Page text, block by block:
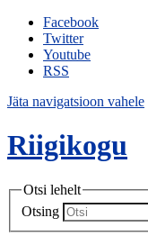
Facebook
Twitter
Youtube
RSS
Jäta navigatsioon vahele
Riigikogu
Otsi lehelt
Otsing